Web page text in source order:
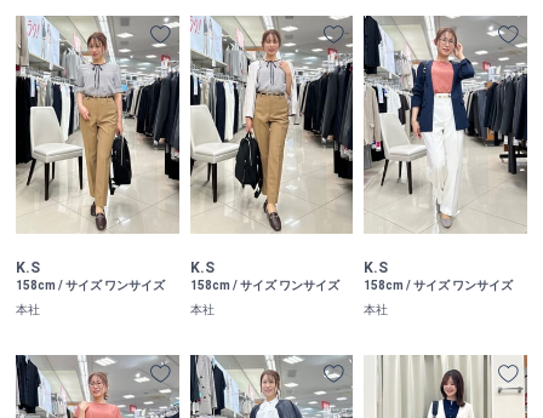
K.S
158cm / サイズ ワンサイズ
本社
K.S
158cm / サイズ ワンサイズ
本社
K.S
158cm / サイズ ワンサイズ
本社